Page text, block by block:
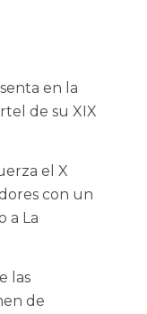
en la
de su XIX
el X
con un
a La
las
de